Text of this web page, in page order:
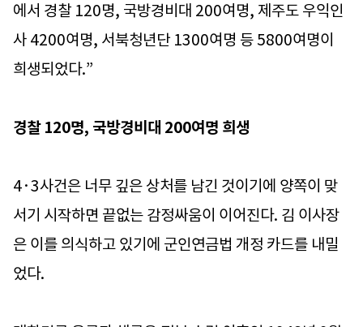
에서 경찰 120명, 국방경비대 200여명, 제주도 우익인
사 4200여명, 서북청년단 1300여명 등 5800여명이
희생되었다.”
경찰 120명, 국방경비대 200여명 희생
4·3사건은 너무 깊은 상처를 남긴 것이기에 양쪽이 맞
서기 시작하면 끝없는 감정싸움이 이어진다. 김 이사장
은 이를 의식하고 있기에 군인연금법 개정 카드를 내밀
었다.